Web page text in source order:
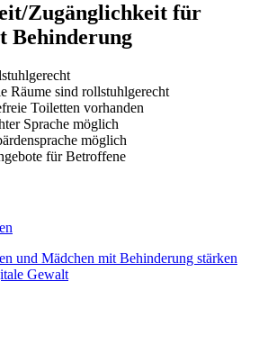
Zugänglichkeit für
Behinderung
Räume sind rollstuhlgerecht
Toiletten vorhanden
Sprache möglich
möglich
für Betroffene
und Mädchen mit Behinderung stärken
Gewalt